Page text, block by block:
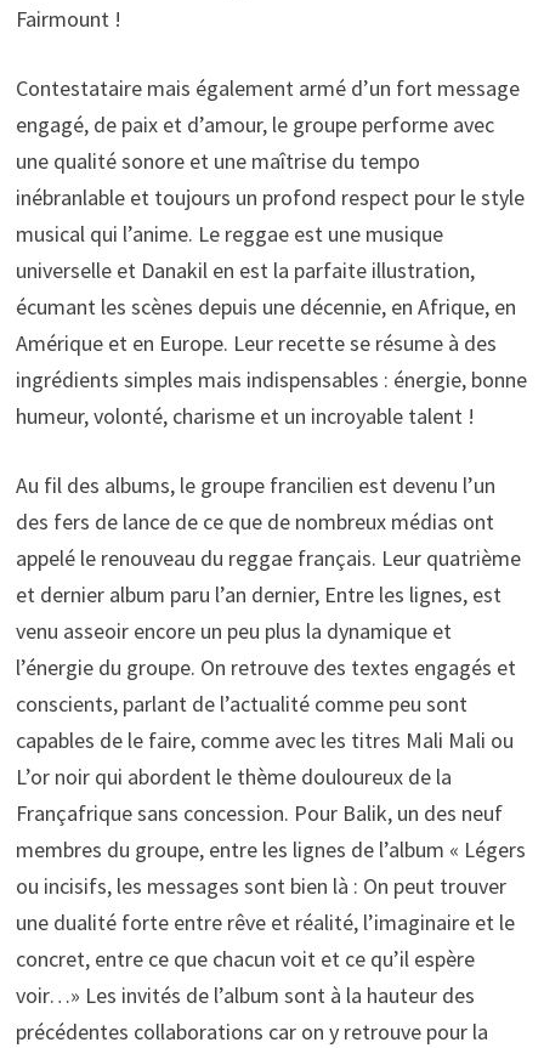
Fairmount !
Contestataire mais également armé d’un fort message
engagé, de paix et d’amour, le groupe performe avec
une qualité sonore et une maîtrise du tempo
inébranlable et toujours un profond respect pour le style
musical qui l’anime. Le reggae est une musique
universelle et Danakil en est la parfaite illustration,
écumant les scènes depuis une décennie, en Afrique, en
Amérique et en Europe. Leur recette se résume à des
ingrédients simples mais indispensables : énergie, bonne
humeur, volonté, charisme et un incroyable talent !
Au fil des albums, le groupe francilien est devenu l’un
des fers de lance de ce que de nombreux médias ont
appelé le renouveau du reggae français. Leur quatrième
et dernier album paru l’an dernier, Entre les lignes, est
venu asseoir encore un peu plus la dynamique et
l’énergie du groupe. On retrouve des textes engagés et
conscients, parlant de l’actualité comme peu sont
capables de le faire, comme avec les titres Mali Mali ou
L’or noir qui abordent le thème douloureux de la
Françafrique sans concession. Pour Balik, un des neuf
membres du groupe, entre les lignes de l’album « Légers
ou incisifs, les messages sont bien là : On peut trouver
une dualité forte entre rêve et réalité, l’imaginaire et le
concret, entre ce que chacun voit et ce qu’il espère
voir…» Les invités de l’album sont à la hauteur des
précédentes collaborations car on y retrouve pour la